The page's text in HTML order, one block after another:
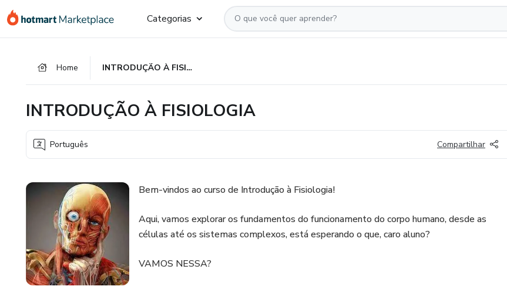
para
para
para
Categorias
Home INTRODUÇÃO À FISIOLOGIA
INTRODUÇÃO À FISIOLOGIA
Português Compartilhar
Bem-vindos ao curso de Introdução à Fisiologia!
Aqui, vamos explorar os fundamentos do funcionamento do corpo humano, desde as
células até os sistemas complexos, está esperando o que, caro aluno?
VAMOS NESSA?